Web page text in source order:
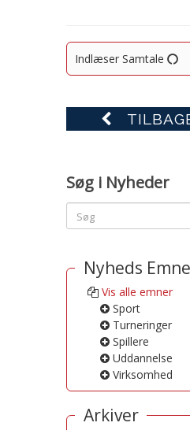
Indlæser Samtale
Søg i Nyheder
Nyheds
Vis alle emner
Sport
Turneringer
Spillere
Uddannelse
Virksomhed
Arkiver